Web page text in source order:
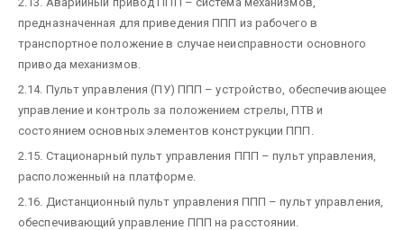
предназначенная для приведения ППП из рабочего в
транспортное положение в случае неисправности основного
привода механизмов.
2.14. Пульт управления (ПУ) ППП – устройство, обеспечивающее
управление и контроль за положением стрелы, ПТВ и
состоянием основных элементов конструкции ППП.
2.15. Стационарный пульт управления ППП – пульт управления,
расположенный на платформе.
2.16. Дистанционный пульт управления ППП – пульт управления,
обеспечивающий управление ППП на расстоянии.